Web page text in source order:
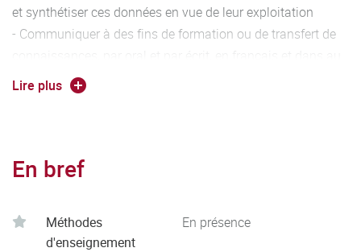
et synthétiser ces données en vue de leur exploitation
- Communiquer à des fins de formation ou de transfert de
moins une langue étrangère
Lire plus
En bref
Méthodes
d'enseignement
En présence